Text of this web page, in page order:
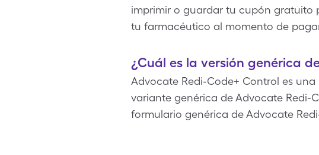
imprimir o guardar tu cupón gratuito
tu farmacéutico al momento de
¿Cuál es la versión genérica
Advocate Redi-Code+ Control es
variante genérica de Advocate Redi-
formulario genérica de Advocate